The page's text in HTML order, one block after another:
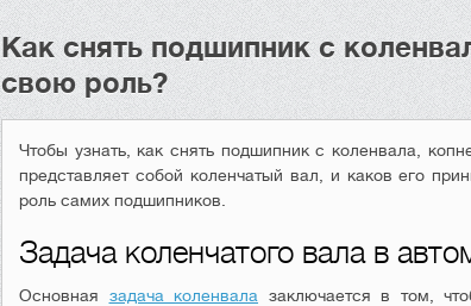
Как снять подшипник с
свою роль?
Чтобы узнать, как снять подшипник с коленвала,
представляет собой коленчатый вал, и каков его
роль самих подшипников.
Задача коленчатого вала в
Основная задача коленвала заключается в том,